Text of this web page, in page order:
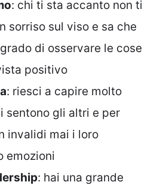
: chi ti sta accanto non ti
sorriso sul viso e sa che
di osservare le cose
positivo
: riesci a capire molto
sentono gli altri e per
invalidi mai i loro
emozioni
: hai una grande